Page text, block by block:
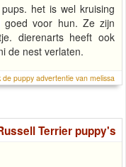
het is wel kruising
goed voor hun. Ze zijn
dierenarts heeft ook
de nest verlaten.
de puppy advertentie van melissa
Terrier puppy's